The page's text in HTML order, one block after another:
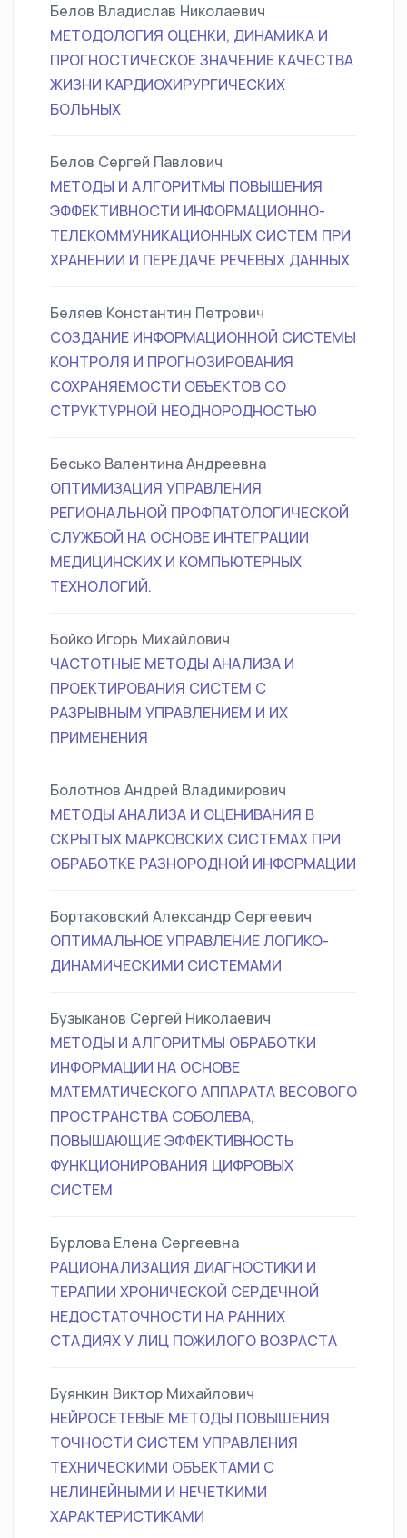
Белов Владислав Николаевич
МЕТОДОЛОГИЯ ОЦЕНКИ, ДИНАМИКА И
ПРОГНОСТИЧЕСКОЕ ЗНАЧЕНИЕ КАЧЕСТВА
ЖИЗНИ КАРДИОХИРУРГИЧЕСКИХ
БОЛЬНЫХ
Белов Сергей Павлович
МЕТОДЫ И АЛГОРИТМЫ ПОВЫШЕНИЯ
ЭФФЕКТИВНОСТИ ИНФОРМАЦИОННО-
ТЕЛЕКОММУНИКАЦИОННЫХ СИСТЕМ ПРИ
ХРАНЕНИИ И ПЕРЕДАЧЕ РЕЧЕВЫХ ДАННЫХ
Беляев Константин Петрович
СОЗДАНИЕ ИНФОРМАЦИОННОЙ СИСТЕМЫ
КОНТРОЛЯ И ПРОГНОЗИРОВАНИЯ
СОХРАНЯЕМОСТИ ОБЪЕКТОВ СО
СТРУКТУРНОЙ НЕОДНОРОДНОСТЬЮ
Бесько Валентина Андреевна
ОПТИМИЗАЦИЯ УПРАВЛЕНИЯ
РЕГИОНАЛЬНОЙ ПРОФПАТОЛОГИЧЕСКОЙ
СЛУЖБОЙ НА ОСНОВЕ ИНТЕГРАЦИИ
МЕДИЦИНСКИХ И КОМПЬЮТЕРНЫХ
ТЕХНОЛОГИЙ.
Бойко Игорь Михайлович
ЧАСТОТНЫЕ МЕТОДЫ АНАЛИЗА И
ПРОЕКТИРОВАНИЯ СИСТЕМ С
РАЗРЫВНЫМ УПРАВЛЕНИЕМ И ИХ
ПРИМЕНЕНИЯ
Болотнов Андрей Владимирович
МЕТОДЫ АНАЛИЗА И ОЦЕНИВАНИЯ В
СКРЫТЫХ МАРКОВСКИХ СИСТЕМАХ ПРИ
ОБРАБОТКЕ РАЗНОРОДНОЙ ИНФОРМАЦИИ
Бортаковский Александр Сергеевич
ОПТИМАЛЬНОЕ УПРАВЛЕНИЕ ЛОГИКО-
ДИНАМИЧЕСКИМИ СИСТЕМАМИ
Бузыканов Сергей Николаевич
МЕТОДЫ И АЛГОРИТМЫ ОБРАБОТКИ
ИНФОРМАЦИИ НА ОСНОВЕ
МАТЕМАТИЧЕСКОГО АППАРАТА ВЕСОВОГО
ПРОСТРАНСТВА СОБОЛЕВА,
ПОВЫШАЮЩИЕ ЭФФЕКТИВНОСТЬ
ФУНКЦИОНИРОВАНИЯ ЦИФРОВЫХ
СИСТЕМ
Бурлова Елена Сергеевна
РАЦИОНАЛИЗАЦИЯ ДИАГНОСТИКИ И
ТЕРАПИИ ХРОНИЧЕСКОЙ СЕРДЕЧНОЙ
НЕДОСТАТОЧНОСТИ НА РАННИХ
СТАДИЯХ У ЛИЦ ПОЖИЛОГО ВОЗРАСТА
Буянкин Виктор Михайлович
НЕЙРОСЕТЕВЫЕ МЕТОДЫ ПОВЫШЕНИЯ
ТОЧНОСТИ СИСТЕМ УПРАВЛЕНИЯ
ТЕХНИЧЕСКИМИ ОБЪЕКТАМИ С
НЕЛИНЕЙНЫМИ И НЕЧЕТКИМИ
ХАРАКТЕРИСТИКАМИ